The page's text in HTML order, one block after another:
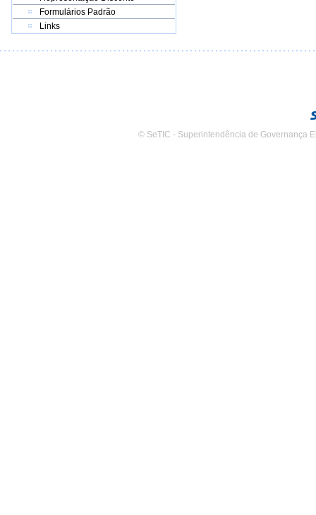
Formulários Padrão
Links
© SeTIC - Superintendência de Governança